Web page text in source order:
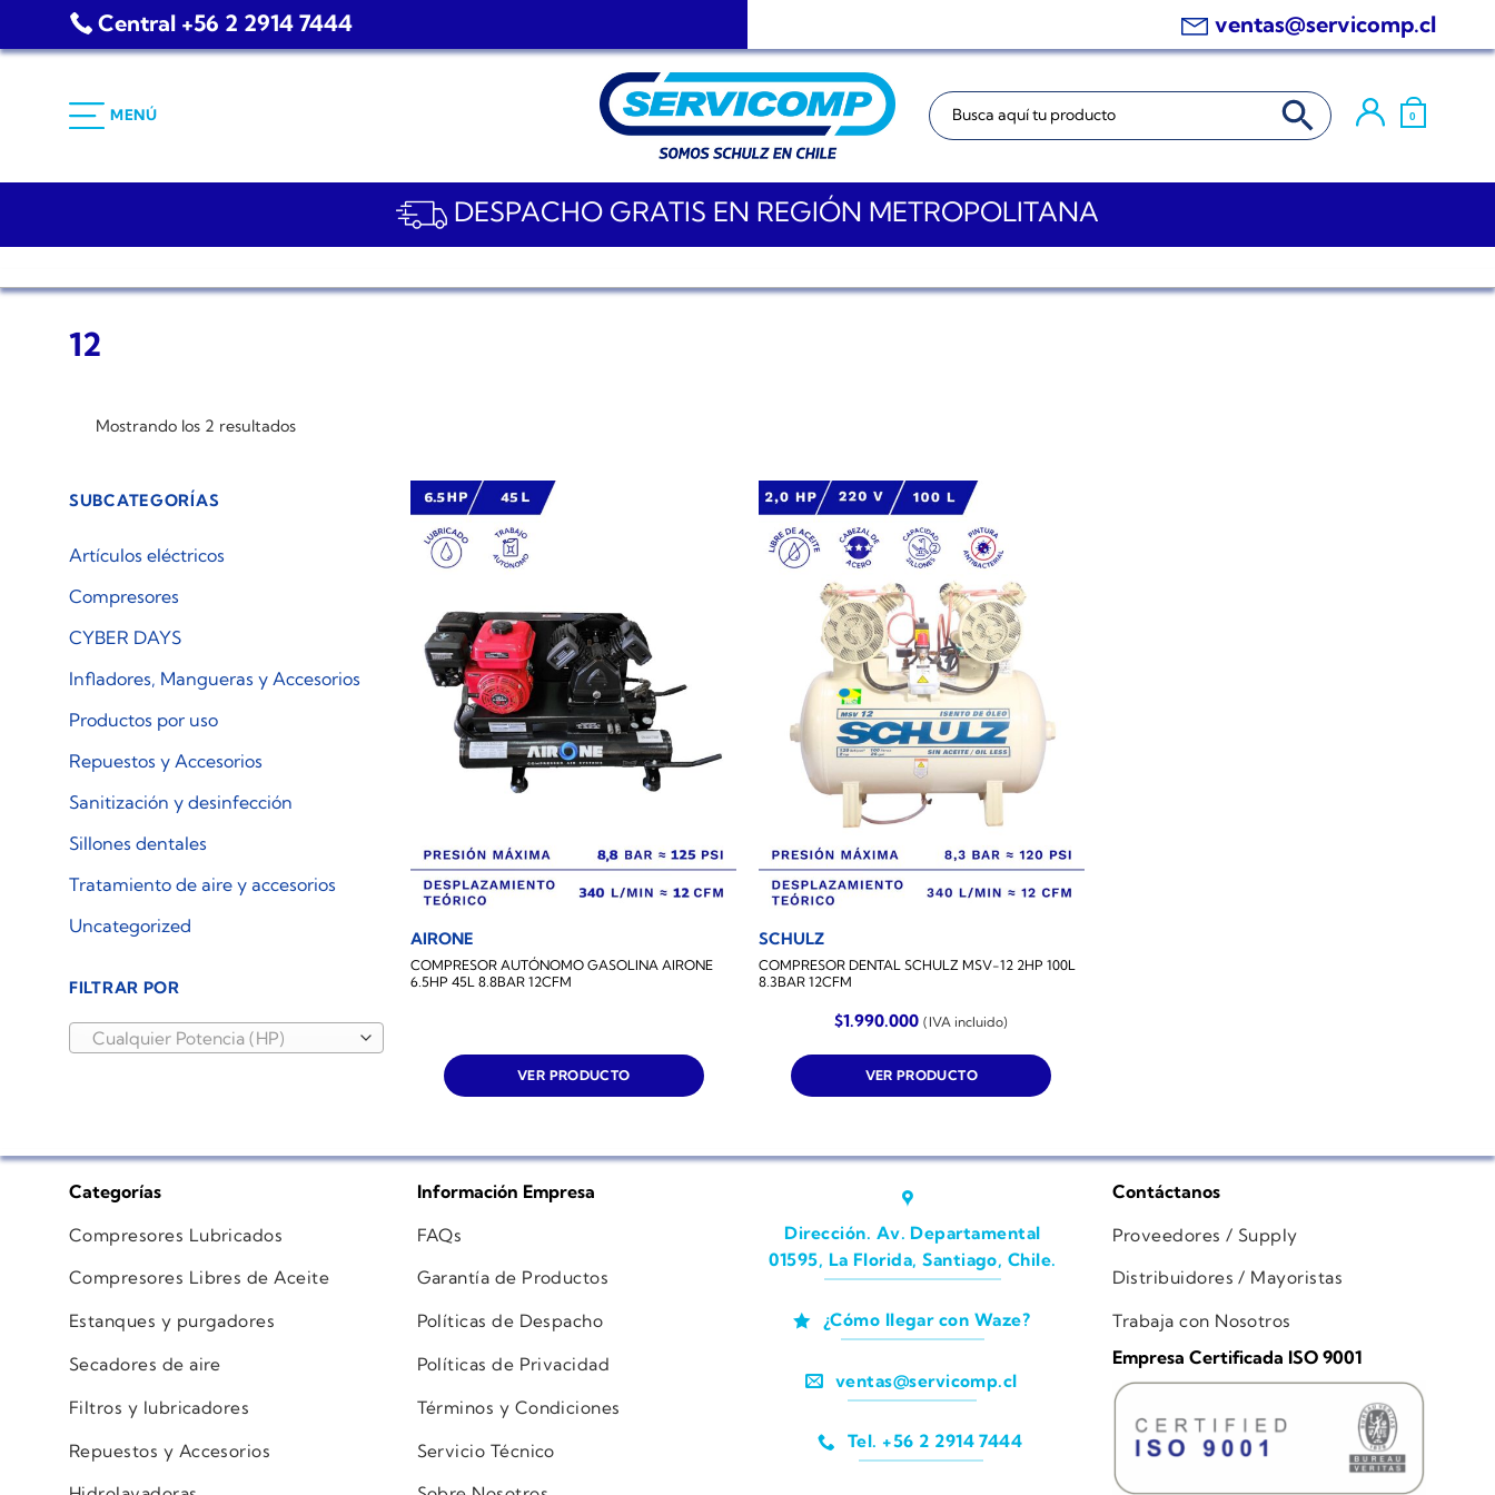
Central +56 2 2914 7444 ventas@servicomp.cl
MENÚ
Buscar: BOTÓN DE BÚSQUEDA
0
DESPACHO GRATIS EN REGIÓN METROPOLITANA
12
Mostrando los 2 resultados
SUBCATEGORÍAS
Artículos eléctricos
Compresores
CYBER DAYS
Infladores, Mangueras y Accesorios
Productos por uso
Repuestos y Accesorios
Sanitización y desinfección
Sillones dentales
Tratamiento de aire y accesorios
Uncategorized
FILTRAR POR
Cualquier Potencia (HP)
AIRONE
COMPRESOR AUTÓNOMO GASOLINA AIRONE
6.5HP 45L 8.8BAR 12CFM
VER PRODUCTO
SCHULZ
COMPRESOR DENTAL SCHULZ MSV-12 2HP 100L
8.3BAR 12CFM
$1.990.000 (IVA incluido)
VER PRODUCTO
Categorías
Compresores Lubricados
Compresores Libres de Aceite
Estanques y purgadores
Secadores de aire
Filtros y lubricadores
Repuestos y Accesorios
Información Empresa
FAQs
Garantía de Productos
Políticas de Despacho
Políticas de Privacidad
Términos y Condiciones
Servicio Técnico
Dirección. Av. Departamental
01595, La Florida, Santiago, Chile.
¿Cómo llegar con Waze?
ventas@servicomp.cl
Tel. +56 2 2914 7444
Contáctanos
Proveedores / Supply
Distribuidores / Mayoristas
Trabaja con Nosotros
Empresa Certificada ISO 9001